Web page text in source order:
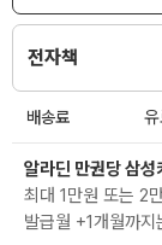
전자책
배송료
알라딘 만권당 삼
최대 1만원 또는 2
발급월 +1개월까